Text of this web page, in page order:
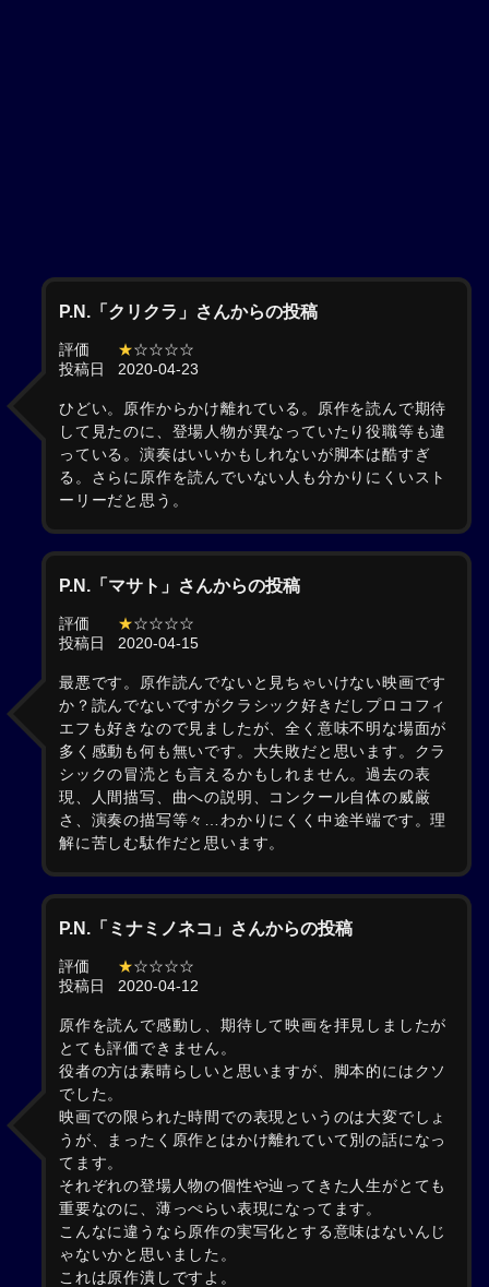
P.N.「クリクラ」さんからの投稿
評価 ★☆☆☆☆
投稿日
2020-04-23
ひどい。原作からかけ離れている。原作を読んで期待
して見たのに、登場人物が異なっていたり役職等も違
っている。演奏はいいかもしれないが脚本は酷すぎ
る。さらに原作を読んでいない人も分かりにくいスト
ーリーだと思う。
P.N.「マサト」さんからの投稿
評価 ★☆☆☆☆
投稿日
2020-04-15
最悪です。原作読んでないと見ちゃいけない映画です
か？読んでないですがクラシック好きだしプロコフィ
エフも好きなので見ましたが、全く意味不明な場面が
多く感動も何も無いです。大失敗だと思います。クラ
シックの冒涜とも言えるかもしれません。過去の表
現、人間描写、曲への説明、コンクール自体の威厳
さ、演奏の描写等々…わかりにくく中途半端です。理
解に苦しむ駄作だと思います。
P.N.「ミナミノネコ」さんからの投稿
評価 ★☆☆☆☆
投稿日
2020-04-12
原作を読んで感動し、期待して映画を拝見しましたが
とても評価できません。
役者の方は素晴らしいと思いますが、脚本的にはクソ
でした。
映画での限られた時間での表現というのは大変でしょ
うが、まったく原作とはかけ離れていて別の話になっ
てます。
それぞれの登場人物の個性や辿ってきた人生がとても
重要なのに、薄っぺらい表現になってます。
こんなに違うなら原作の実写化とする意味はないんじ
ゃないかと思いました。
これは原作潰しですよ。